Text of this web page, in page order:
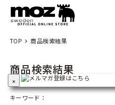
TOP 商品検索結果
商品検索結果
キーワード：
×